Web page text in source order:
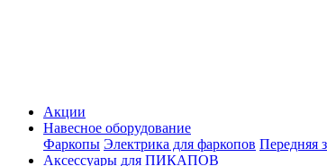
Акции
Навесное оборудование
Фаркопы Электрика для фаркопов Передняя
Аксессуары для ПИКАПОВ